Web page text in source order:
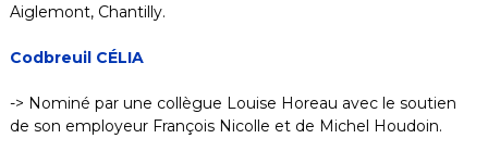
Aiglemont, Chantilly.
Codbreuil CÉLIA
-> Nominé par une collègue Louise Horeau avec le soutien
de son employeur François Nicolle et de Michel Houdoin.